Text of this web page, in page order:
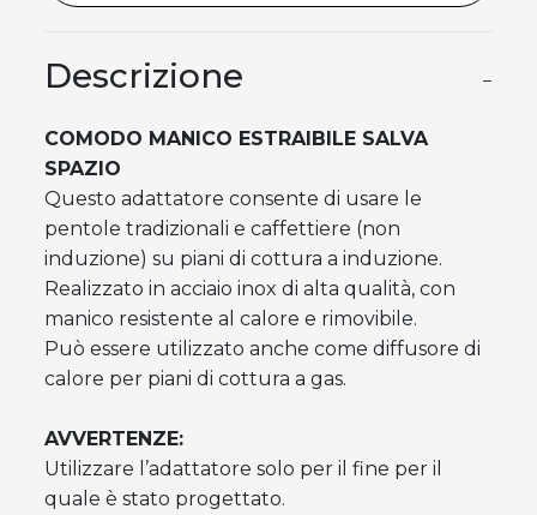
Descrizione −
COMODO MANICO ESTRAIBILE SALVA
SPAZIO
Questo adattatore consente di usare le
pentole tradizionali e caffettiere (non
induzione) su piani di cottura a induzione.
Realizzato in acciaio inox di alta qualità, con
manico resistente al calore e rimovibile.
Può essere utilizzato anche come diffusore di
calore per piani di cottura a gas.
AVVERTENZE:
Utilizzare l’adattatore solo per il fine per il
quale è stato progettato.